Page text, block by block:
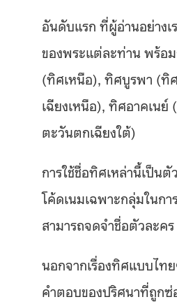
อันดับแรก ที่ผู้อ่านอย่าง
ของพระแต่ละท่าน พร้อ
(ทิศเหนือ), ทิศบูรพา (
เฉียงเหนือ), ทิศอาคเน
ตะวันตกเฉียงใต้)
การใช้ชื่อทิศเหล่านี้เป็น
โค้ดเนมเฉพาะกลุ่มในก
สามารถจดจำชื่อตัวละค
นอกจากเรื่องทิศแบบไท
คำตอบของปริศนาที่ถูกซ่